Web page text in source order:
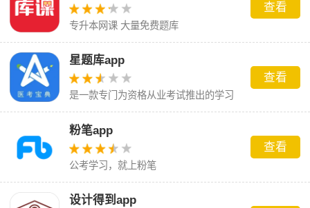
专升本网课 大量免费题库
查看
星题库app
是一款专门为资格从业考试推出的学习
软件
查看
粉笔app
公考学习，就上粉笔
查看
设计得到app